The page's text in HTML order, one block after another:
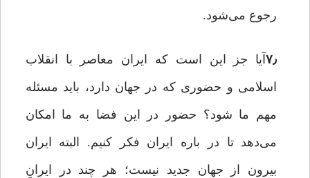
رجوع می‌شود.
۷٫آیا جز این است که ایران معاصر با انقلاب
اسلامی و حضوری که در جهان دارد، باید مسئله
مهم ما شود؟ حضور در این فضا به ما امکان
می‌دهد تا در باره ایران فکر کنیم. البته ایران
بیرون از جهان جدید نیست؛ هر چند در ایرانِ